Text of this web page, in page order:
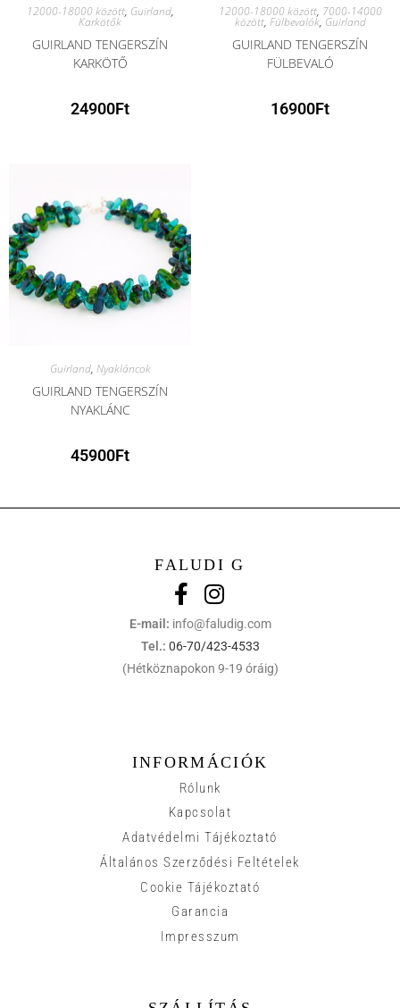
12000-18000 között, Guirland,
Karkötők
GUIRLAND TENGERSZÍN
KARKÖTŐ
24900Ft
12000-18000 között, 7000-14000
között, Fülbevalók, Guirland
GUIRLAND TENGERSZÍN
FÜLBEVALÓ
16900Ft
Guirland, Nyakláncok
GUIRLAND TENGERSZÍN
NYAKLÁNC
45900Ft
FALUDI G
E-mail: info@faludig.com
Tel.: 06-70/423-4533
(Hétköznapokon 9-19 óráig)
INFORMÁCIÓK
Rólunk
Kapcsolat
Adatvédelmi Tájékoztató
Általános Szerződési Feltételek
Cookie Tájékoztató
Garancia
Impresszum